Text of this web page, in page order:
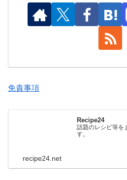
免責事項
Recipe24
話題のレシピ等を
す。
recipe24.net